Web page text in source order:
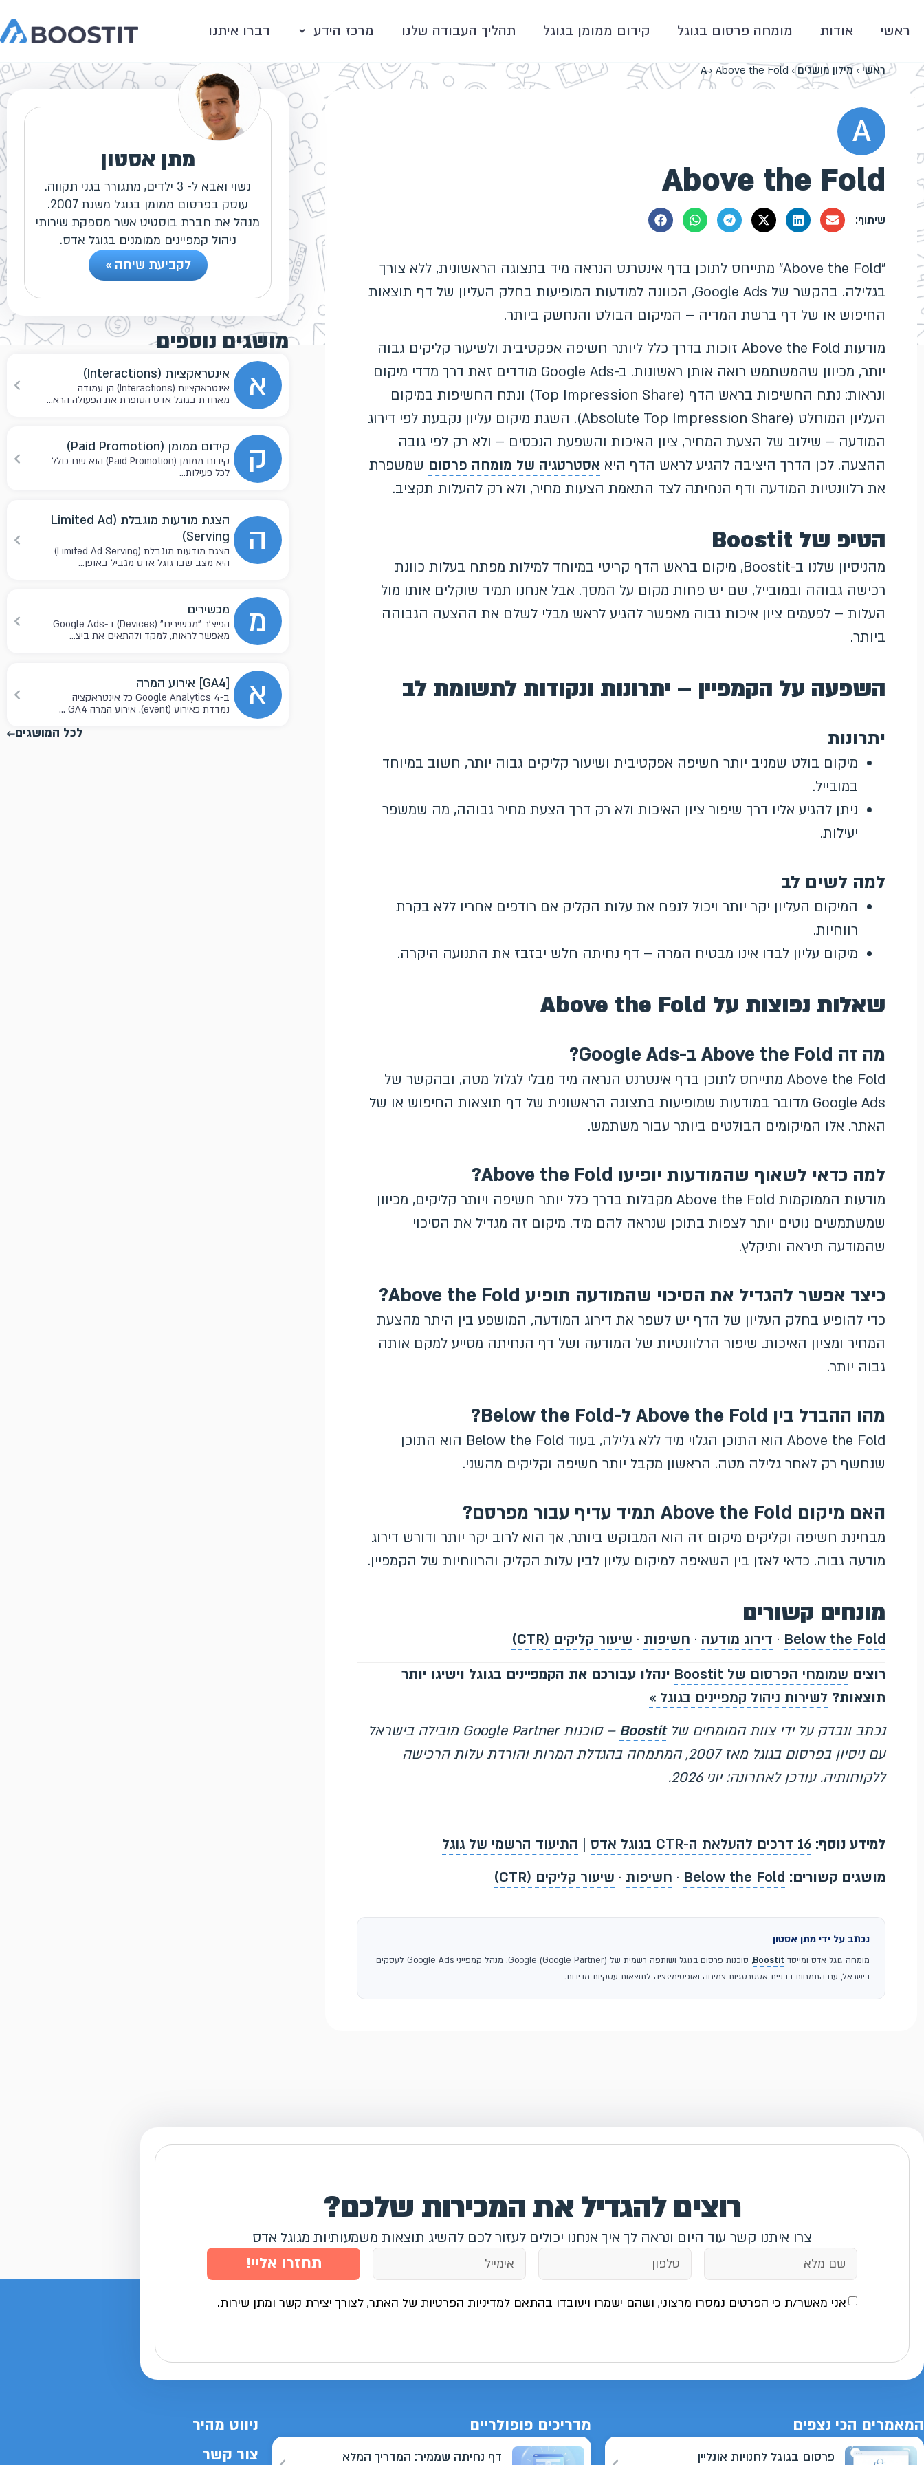
ראשי אודות מומחה פרסום בגוגל קידום ממומן בגוגל תהליך העבודה שלנו מרכז הידע דברו איתנו
ראשי ›מילון מושגים›
A› Above the Fold
A
Above the Fold
"Above the Fold" מתייחס לתוכן בדף אינטרנט הנראה מיד בתצוגה הראשונית, ללא צורך
בגלילה. בהקשר של Google Ads, הכוונה למודעות המופיעות בחלק העליון של דף תוצאות
החיפוש או של דף ברשת המדיה – המיקום הבולט והנחשק ביותר.
מודעות Above the Fold זוכות בדרך כלל ליותר חשיפה אפקטיבית ולשיעור קליקים גבוה
יותר, מכיוון שהמשתמש רואה אותן ראשונות. ב-Google Ads מודדים זאת דרך מדדי מיקום
ונראות: נתח החשיפות בראש הדף (Top Impression Share) ונתח החשיפות במיקום
העליון המוחלט (Absolute Top Impression Share). השגת מיקום עליון נקבעת לפי דירוג
המודעה – שילוב של הצעת המחיר, ציון האיכות והשפעת הנכסים – ולא רק לפי גובה
ההצעה. לכן הדרך היציבה להגיע לראש הדף היא אסטרטגיה של מומחה פרסום שמשפרת
את רלוונטיות המודעה ודף הנחיתה לצד התאמת הצעות מחיר, ולא רק להעלות תקציב.
הטיפ של Boostit
מהניסיון שלנו ב-Boostit, מיקום בראש הדף קריטי במיוחד למילות מפתח בעלות כוונת
רכישה גבוהה ובמובייל, שם יש פחות מקום על המסך. אבל אנחנו תמיד שוקלים אותו מול
העלות – לפעמים ציון איכות גבוה מאפשר להגיע לראש מבלי לשלם את ההצעה הגבוהה
ביותר.
השפעה על הקמפיין – יתרונות ונקודות לתשומת לב
יתרונות
מיקום בולט שמניב יותר חשיפה אפקטיבית ושיעור קליקים גבוה יותר, חשוב במיוחד
במובייל.
ניתן להגיע אליו דרך שיפור ציון האיכות ולא רק דרך הצעת מחיר גבוהה, מה שמשפר
יעילות.
למה לשים לב
המיקום העליון יקר יותר ויכול לנפח את עלות הקליק אם רודפים אחריו ללא בקרת
רווחיות.
מיקום עליון לבדו אינו מבטיח המרה – דף נחיתה חלש יבזבז את התנועה היקרה.
שאלות נפוצות על Above the Fold
מה זה Above the Fold ב-Google Ads?
Above the Fold מתייחס לתוכן בדף אינטרנט הנראה מיד מבלי לגלול מטה, ובהקשר של
Google Ads מדובר במודעות שמופיעות בתצוגה הראשונית של דף תוצאות החיפוש או של
האתר. אלו המיקומים הבולטים ביותר עבור משתמש.
למה כדאי לשאוף שהמודעות יופיעו Above the Fold?
מודעות הממוקמות Above the Fold מקבלות בדרך כלל יותר חשיפה ויותר קליקים, מכיוון
שמשתמשים נוטים יותר לצפות בתוכן שנראה להם מיד. מיקום זה מגדיל את הסיכוי
שהמודעה תיראה ותיקלץ.
כיצד אפשר להגדיל את הסיכוי שהמודעה תופיע Above the Fold?
כדי להופיע בחלק העליון של הדף יש לשפר את דירוג המודעה, המושפע בין היתר מהצעת
המחיר ומציון האיכות. שיפור הרלוונטיות של המודעה ושל דף הנחיתה מסייע למקם אותה
גבוה יותר.
מהו ההבדל בין Above the Fold ל-Below the Fold?
Above the Fold הוא התוכן הגלוי מיד ללא גלילה, בעוד Below the Fold הוא התוכן
שנחשף רק לאחר גלילה מטה. הראשון מקבל יותר חשיפה וקליקים מהשני.
האם מיקום Above the Fold תמיד עדיף עבור מפרסם?
מבחינת חשיפה וקליקים מיקום זה הוא המבוקש ביותר, אך הוא לרוב יקר יותר ודורש דירוג
מודעה גבוה. כדאי לאזן בין השאיפה למיקום עליון לבין עלות הקליק והרווחיות של הקמפיין.
מונחים קשורים
Below the Fold
· דירוג מודעה · חשיפות · שיעור קליקים (CTR)
רוצים שמומחי הפרסום של Boostit
ינהלו עבורכם את הקמפיינים בגוגל וישיגו יותר
תוצאות? לשירות ניהול קמפיינים בגוגל »
נכתב ונבדק על ידי צוות המומחים שלBoostit
– סוכנות Google Partner מובילה בישראל
עם ניסיון בפרסום בגוגל מאז 2007, המתמחה בהגדלת המרות והורדת עלות הרכישה
ללקוחותיה. עודכן לאחרונה: יוני 2026.
למידע נוסף: 16 דרכים להעלאת ה-CTR בגוגל אדס | התיעוד הרשמי של גוגל
מושגים קשורים: Below the Fold
· חשיפות · שיעור קליקים (CTR)
נכתב על ידי מתן אסטון
מומחה גוגל אדס ומייסד Boostit
, סוכנות פרסום בגוגל ושותפה רשמית של Google (Google Partner). מנהל קמפייני Google Ads לעסקים
בישראל, עם התמחות בבניית אסטרטגיות צמיחה ואופטימיזציה לתוצאות עסקיות מדידות.
מתן אסטון
נשוי ואבא ל- 3 ילדים, מתגורר בגני תקווה.
עוסק בפרסום ממומן בגוגל משנת 2007.
מנהל את חברת בוסטיט אשר מספקת שירותי
ניהול קמפיינים ממומנים בגוגל אדס.
לקביעת שיחה »
מושגים נוספים
א אינטראקציות (Interactions)
אינטראקציות (Interactions) הן עמודה
מאחדת בגוגל אדס הסופרת את הפעולה הרא...
ק קידום ממומן (Paid Promotion)
קידום ממומן (Paid Promotion) הוא שם כולל
לכל פעילות...
ה
הצגת מודעות מוגבלת (Limited Ad
Serving)
הצגת מודעות מוגבלת (Limited Ad Serving)
היא מצב שבו גוגל אדס מגביל באופן...
מ מכשירים
הפיצ'ר "מכשירים" (Devices) ב-Google Ads
מאפשר לראות, למקד ולהתאים את ביצ...
א [GA4] אירוע המרה
ב-Google Analytics 4 כל אינטראקציה
נמדדת כאירוע (event). אירוע המרה GA4 ...
לכל המושגים
רוצים להגדיל את המכירות שלכם?
צרו איתנו קשר עוד היום ונראה לך איך אנחנו יכולים לעזור לכם להשיג תוצאות משמעותיות מגוגל אדס
אני מאשר/ת כי הפרטים נמסרו מרצוני, ושהם ישמרו ויעובדו בהתאם למדיניות הפרטיות של האתר, לצורך יצירת קשר ומתן שירות.
תחזרו אליי!
המאמרים הכי נצפים
פרסום בגוגל לחנויות אונליין
מדריכים פופולריים
דף נחיתה שממיר: המדריך המלא
ניווט מהיר
צור קשר